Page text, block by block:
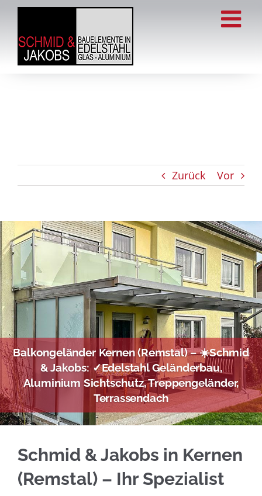
Zum
springen
Zurück Vor
Balkongeländer Kernen (Remstal) – ☀️Schmid
& Jakobs: ✓Edelstahl Geländerbau,
Aluminium Sichtschutz, Treppengeländer,
Terrassendach
Schmid & Jakobs in Kernen
(Remstal) – Ihr Spezialist